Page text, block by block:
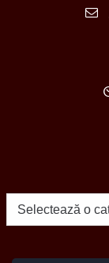
Categorii
de